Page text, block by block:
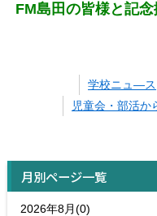
FM島田の皆様と記
学校ニュ―ス
児童会・部活か
月別ページ一覧
2026年8月(0)